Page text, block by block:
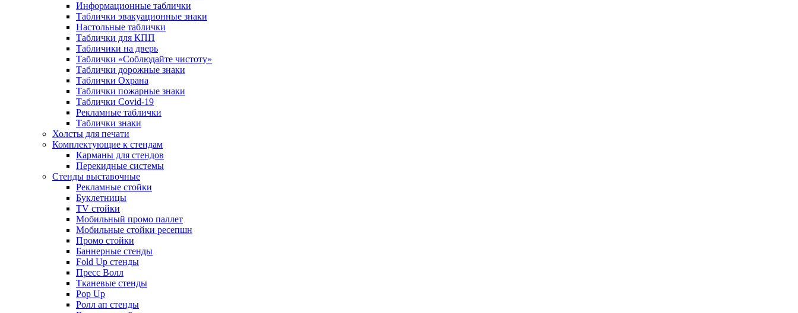
Информационные таблички
Таблички эвакуационные знаки
Настольные таблички
Таблички для КПП
Табличики на дверь
Таблички «Соблюдайте чистоту»
Таблички дорожные знаки
Таблички Охрана
Таблички пожарные знаки
Таблички Covid-19
Рекламные таблички
Таблички знаки
Холсты для печати
Комплектующие к стендам
Карманы для стендов
Перекидные системы
Стенды выставочные
Рекламные стойки
Буклетницы
TV стойки
Мобильный промо паллет
Мобильные стойки ресепшн
Промо стойки
Баннерные стенды
Fold Up стенды
Пресс Волл
Тканевые стенды
Pop Up
Ролл ап стенды